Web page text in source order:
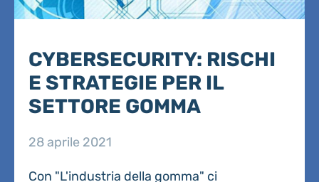
CYBERSECURITY: RISCHI
E STRATEGIE PER IL
SETTORE GOMMA
28 aprile 2021
Con "L'industria della gomma" ci